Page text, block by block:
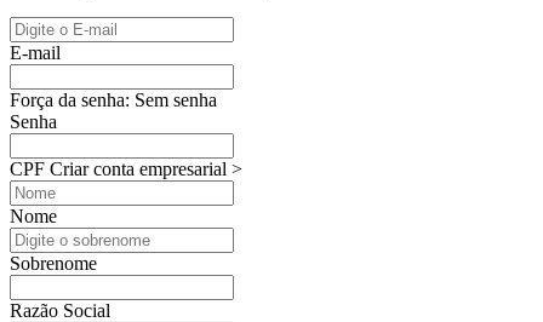
E-mail
Força da senha: Sem senha
Senha
CPF Criar conta empresarial >
Nome
Sobrenome
Razão Social